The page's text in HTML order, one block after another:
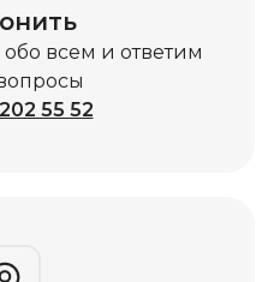
всем и ответим
55 52